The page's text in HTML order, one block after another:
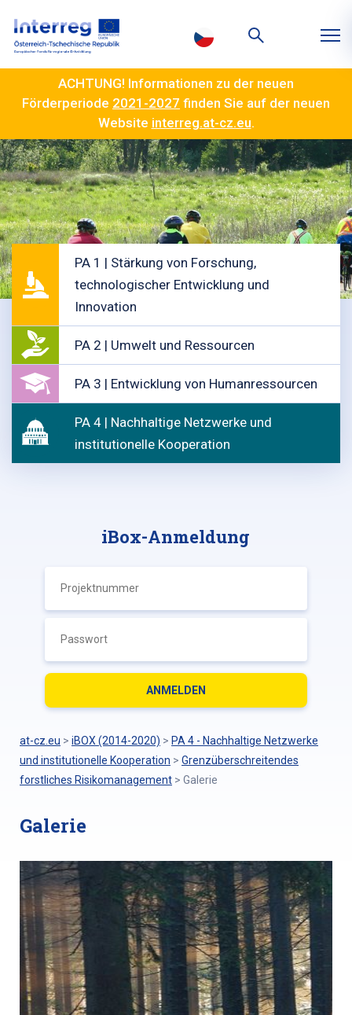
ACHTUNG! Informationen zu der neuen
Förderperiode 2021-2027 finden Sie auf der neuen
Website interreg.at-cz.eu.
PA 1 | Stärkung von Forschung,
technologischer Entwicklung und
Innovation
PA 2 | Umwelt und Ressourcen
PA 3 | Entwicklung von Humanressourcen
PA 4 | Nachhaltige Netzwerke und
institutionelle Kooperation
iBox-Anmeldung
at-cz.eu > iBOX (2014-2020) > PA 4 - Nachhaltige Netzwerke
und institutionelle Kooperation > Grenzüberschreitendes
forstliches Risikomanagement > Galerie
Galerie